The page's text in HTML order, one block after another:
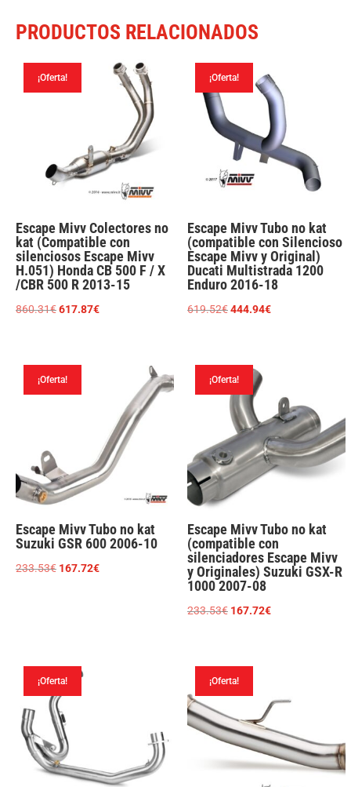
PRODUCTOS RELACIONADOS
¡Oferta!
Escape Mivv Colectores no
kat (Compatible con
silenciosos Escape Mivv
H.051) Honda CB 500 F / X
/CBR 500 R 2013-15
860.31€El
era:
617.87€El
617.87€.
¡Oferta!
Escape Mivv Tubo no kat
(compatible con Silencioso
Escape Mivv y Original)
Ducati Multistrada 1200
Enduro 2016-18
619.52€El
era:
619.52€.
444.94€El
¡Oferta!
Escape Mivv Tubo no kat
Suzuki GSR 600 2006-10
233.53€ El
167.72€El
¡Oferta!
Escape Mivv Tubo no kat
(compatible con
silenciadores Escape Mivv
y Originales) Suzuki GSX-R
1000 2007-08
233.53€ El
167.72€El
¡Oferta! ¡Oferta!